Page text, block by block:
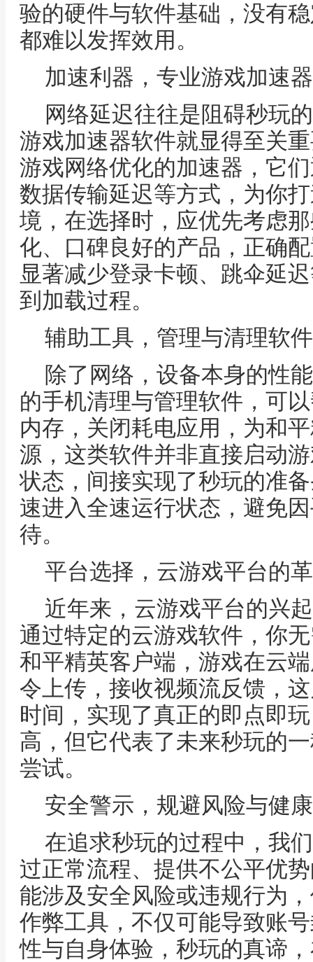
验的硬件与软件基础，没有
都难以发挥效用。
加速利器，专业游戏加速
网络延迟往往是阻碍秒玩
游戏加速器软件就显得至关
游戏网络优化的加速器，它
数据传输延迟等方式，为你
境，在选择时，应优先考虑
化、口碑良好的产品，正确
显著减少登录卡顿、跳伞延
到加载过程。
辅助工具，管理与清理软
除了网络，设备本身的性
的手机清理与管理软件，可
内存，关闭耗电应用，为和
源，这类软件并非直接启动
状态，间接实现了秒玩的准
速进入全速运行状态，避免
待。
平台选择，云游戏平台的
近年来，云游戏平台的兴
通过特定的云游戏软件，你
和平精英客户端，游戏在云
令上传，接收视频流反馈，
时间，实现了真正的即点即
高，但它代表了未来秒玩的
尝试。
安全警示，规避风险与健
在追求秒玩的过程中，我
过正常流程、提供不公平优
能涉及安全风险或违规行为
作弊工具，不仅可能导致账
性与自身体验，秒玩的真谛